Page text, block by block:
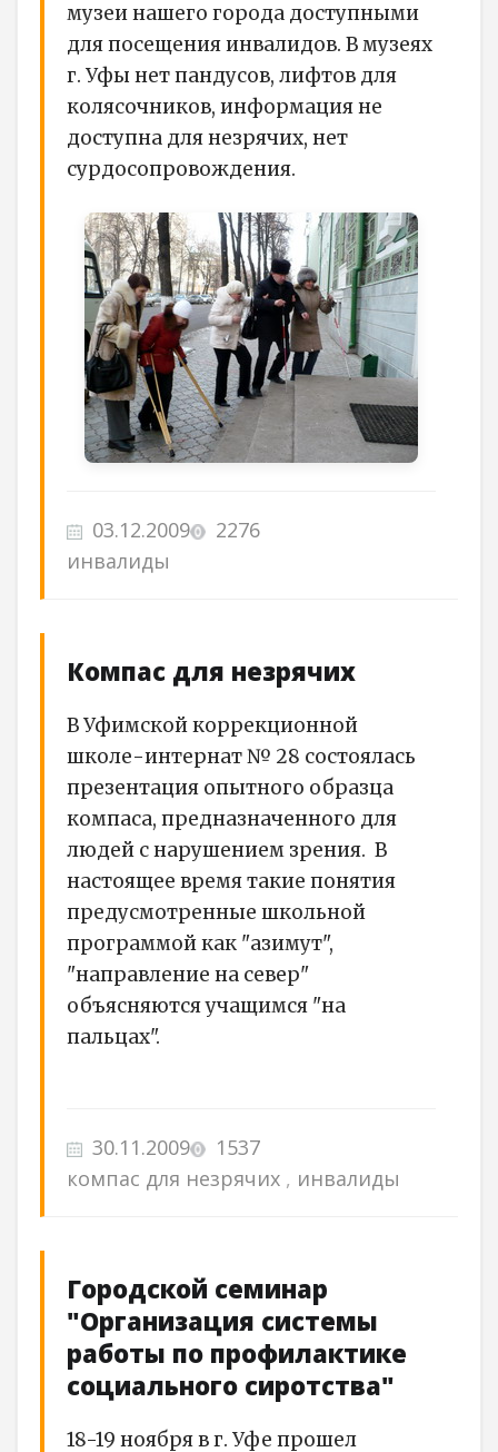
музеи нашего города доступными
для посещения инвалидов. В музеях
г. Уфы нет пандусов, лифтов для
колясочников, информация не
доступна для незрячих, нет
сурдосопровождения.
03.12.2009
2276
инвалиды
Компас для незрячих
В Уфимской коррекционной
школе-интернат № 28 состоялась
презентация опытного образца
компаса, предназначенного для
людей с нарушением зрения. В
настоящее время такие понятия
предусмотренные школьной
программой как "азимут",
"направление на север"
объясняются учащимся "на
пальцах".
30.11.2009
1537
компас для незрячих , инвалиды
Городской семинар
"Организация системы
работы по профилактике
социального сиротства"
18-19 ноября в г. Уфе прошел